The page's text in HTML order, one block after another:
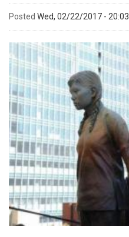
Posted Wed, 02/22/2017 - 20:03